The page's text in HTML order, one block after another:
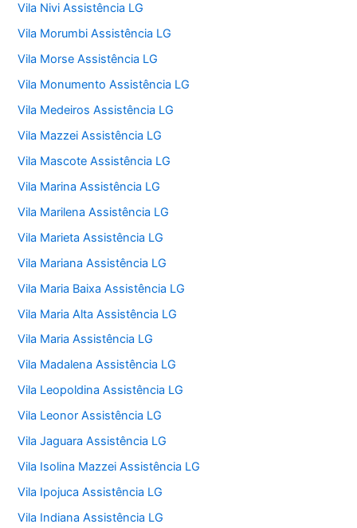
Vila Nivi Assistência LG
Vila Morumbi Assistência LG
Vila Morse Assistência LG
Vila Monumento Assistência LG
Vila Medeiros Assistência LG
Vila Mazzei Assistência LG
Vila Mascote Assistência LG
Vila Marina Assistência LG
Vila Marilena Assistência LG
Vila Marieta Assistência LG
Vila Mariana Assistência LG
Vila Maria Baixa Assistência LG
Vila Maria Alta Assistência LG
Vila Maria Assistência LG
Vila Madalena Assistência LG
Vila Leopoldina Assistência LG
Vila Leonor Assistência LG
Vila Jaguara Assistência LG
Vila Isolina Mazzei Assistência LG
Vila Ipojuca Assistência LG
Vila Indiana Assistência LG